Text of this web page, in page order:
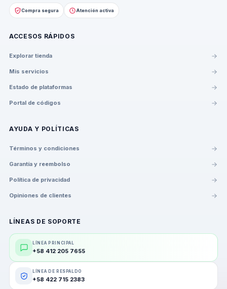
Compra segura Atención activa
ACCESOS RÁPIDOS
Explorar tienda
Mis servicios
Estado de plataformas
Portal de códigos
AYUDA Y POLÍTICAS
Términos y condiciones
Garantía y reembolso
Política de privacidad
Opiniones de clientes
LÍNEAS DE SOPORTE
LÍNEA PRINCIPAL
+58 412 205 7655
LÍNEA DE RESPALDO
+58 422 715 2383